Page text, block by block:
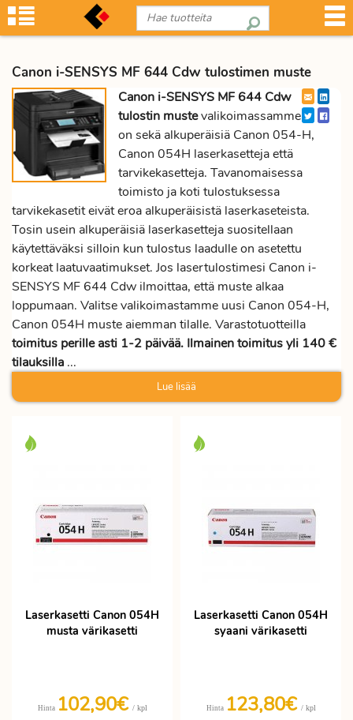
Canon i-SENSYS MF 644 Cdw tulostimen muste
Canon i-SENSYS MF 644 Cdw
tulostin mustevalikoimassamme
on sekä alkuperäisiä Canon 054-H,
Canon 054H laserkasetteja että
tarvikekasetteja. Tavanomaisessa
toimisto ja koti tulostuksessa
tarvikekasetit eivät eroa alkuperäisistä laserkaseteista.
Tosin usein alkuperäisiä laserkasetteja suositellaan
käytettäväksi silloin kun tulostus laadulle on asetettu
korkeat laatuvaatimukset. Jos lasertulostimesi Canon i-
SENSYS MF 644 Cdw ilmoittaa, että muste alkaa
loppumaan. Valitse valikoimastamme uusi Canon 054-H,
Canon 054H muste aiemman tilalle. Varastotuotteilla
toimitus perille asti 1-2 päivää. Ilmainen toimitus yli 140 €
tilauksilla ...
Lue lisää
Laserkasetti Canon 054H
musta värikasetti
Hinta 102,90€ / kpl
Laserkasetti Canon 054H
syaani värikasetti
Hinta 123,80€ / kpl